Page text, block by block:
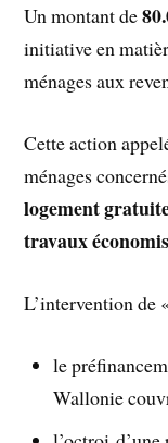
Un montant de
initiative en
ménages aux
Cette action
ménages
logement
travaux
L’intervention de
le
Wallonie